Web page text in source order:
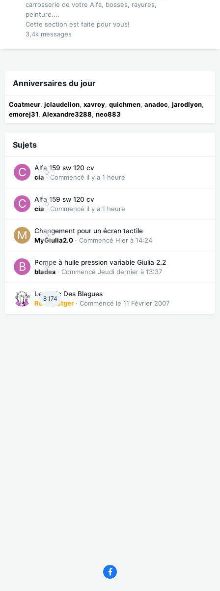
carrosserie de votre Alfa, bosses, rayures,
peinture....
Cette section est faite pour vous!
3,4k messages
Anniversaires du jour
Coatmeur jclaudelion xavroy quichmen anadoc jarodlyon
emorej31 Alexandre3288 neo883
Sujets
0
Alfa 159 sw 120 cv
cia · Commencé il y a 1 heure
0
Alfa 159 sw 120 cv
cia · Commencé il y a 1 heure
0
Changement pour un écran tactile
MyGiulia2.0 · Commencé Hier à 14:24
0
Pompe à huile pression variable Giulia 2.2
blades · Commencé Jeudi dernier à 13:37
8 174
Le Topic Des Blagues
Roverpatger · Commencé le 11 Février 2007